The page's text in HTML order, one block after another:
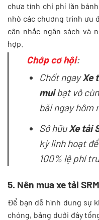
chưa tính chi phí lăn
nhờ các chương trình ưu
cân nhắc ngân sách và
hợp.
Chớp cơ hội:
Chốt ngayXe
muibạt vô
bãi ngay hôm
Sở hữuXe tải
kỳ linh hoạt
100% lệ phí
5. Nên mua xe tải
Để bạn dễ hình dung sự
chóng, bảng dưới đây